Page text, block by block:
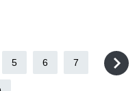
5 6 7